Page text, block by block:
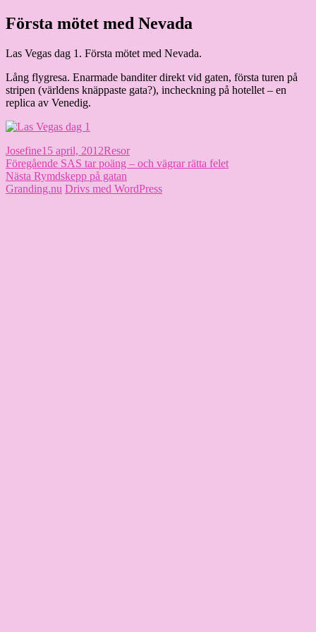
Hoppa
till
Granding.nu
Första mötet med Nevada
Las Vegas dag 1. Första mötet med Nevada.
Lång flygresa. Enarmade banditer direkt vid gaten, första turen på
stripen (världens knäppaste gata?), incheckning på hotellet – en
replica av Venedig.
Författare
JosefinePublicerat
den
15 april, 2012Kategorier
Resor
Inläggsnavigering
Föregående Föregående
inlägg:
SAS tar poäng – och vägrar rätta felet
Nästa Nästa
inlägg:
Rymdskepp på gatan
Granding.nu Drivs med WordPress